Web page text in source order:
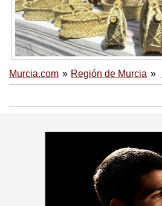
Murcia.com Región de Murcia